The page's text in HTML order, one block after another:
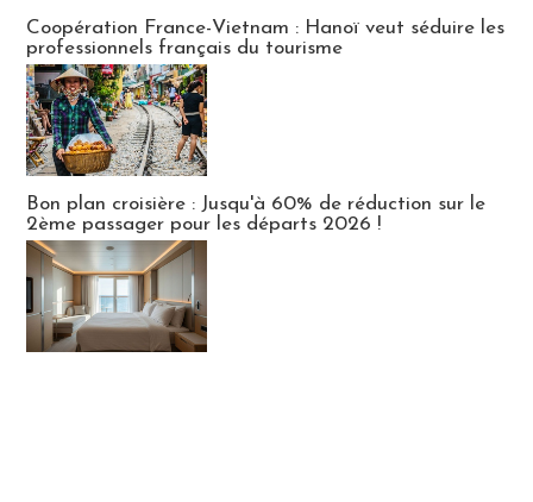
Coopération France-Vietnam : Hanoï veut séduire les
professionnels français du tourisme
Bon plan croisière : Jusqu'à 60% de réduction sur le
2ème passager pour les départs 2026 !